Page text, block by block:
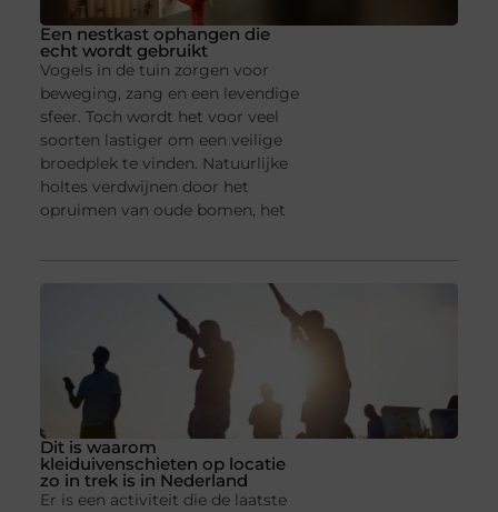
Een nestkast ophangen die
echt wordt gebruikt
Vogels in de tuin zorgen voor
beweging, zang en een levendige
sfeer. Toch wordt het voor veel
soorten lastiger om een veilige
broedplek te vinden. Natuurlijke
holtes verdwijnen door het
opruimen van oude bomen, het
Dit is waarom
kleiduivenschieten op locatie
zo in trek is in Nederland
Er is een activiteit die de laatste